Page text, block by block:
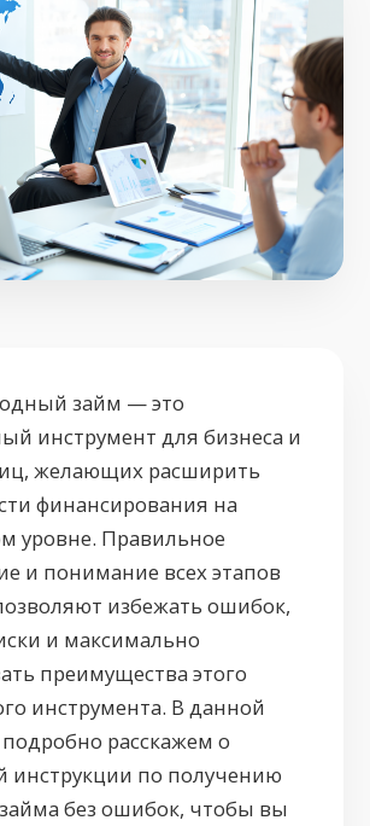
займ — это
инструмент для бизнеса и
желающих расширить
финансирования на
уровне. Правильное
и понимание всех этапов
избежать ошибок,
и максимально
преимущества этого
инструмента. В данной
расскажем о
инструкции по получению
без ошибок, чтобы вы